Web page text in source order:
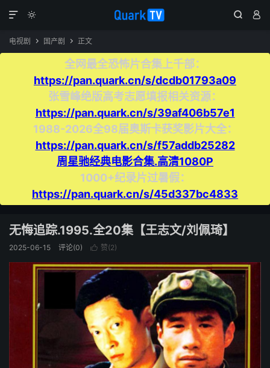
  

电视剧  国产剧  正文
全网最全恐怖片合集上千部：
https://pan.quark.cn/s/dcdb01793a09
张雪峰绝版高考志愿填报相关资源：
https://pan.quark.cn/s/39af406b57e1
1988-2026全98届奥斯卡获奖影片大全：
https://pan.quark.cn/s/f57addb25282
周星驰经典电影合集.高清1080P
1000+纪录片过暑假：
https://pan.quark.cn/s/45d337bc4833
无悔追踪.1995.全20集【王志文/刘佩琦】
2025-06-15 评论(0)  赞(2)